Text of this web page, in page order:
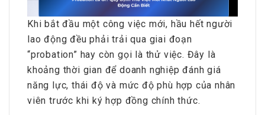
Khi bắt đầu một công việc mới, hầu hết người
lao động đều phải trải qua giai đoạn
“probation” hay còn gọi là thử việc. Đây là
khoảng thời gian để doanh nghiệp đánh giá
năng lực, thái độ và mức độ phù hợp của nhân
viên trước khi ký hợp đồng chính thức.